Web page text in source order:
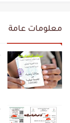
معلومات عامة